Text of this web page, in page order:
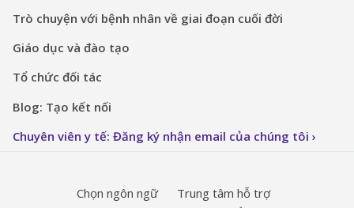
Trò chuyện với bệnh nhân về giai đoạn cuối đời
Giáo dục và đào tạo
Tổ chức đối tác
Blog: Tạo kết nối
Chuyên viên y tế: Đăng ký nhận email của chúng tôi
Chọn ngôn ngữ
Trung tâm hỗ trợ